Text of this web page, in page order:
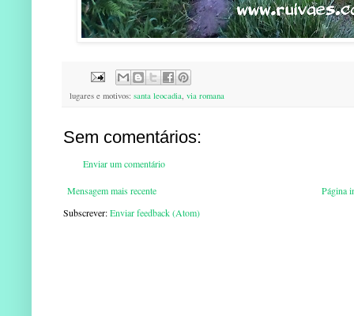
lugares e motivos: santa leocadia, via romana
Sem comentários:
Enviar um comentário
Mensagem mais recente
Página
Subscrever:Enviar feedback (Atom)